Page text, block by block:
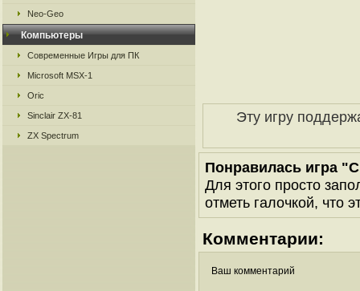
Neo-Geo
Компьютеры
Современные Игры для ПК
Microsoft MSX-1
Oric
Sinclair ZX-81
ZX Spectrum
Эту игру
Понравилась игра
Для этого просто
отметь галочкой, что
Комментарии:
Ваш комментарий